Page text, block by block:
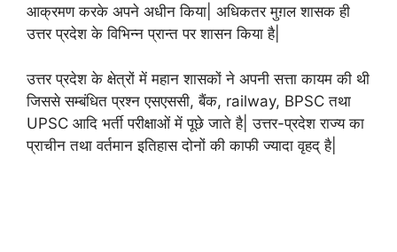
आक्रमण करके अपने अधीन किया| अधिकतर मुग़ल शासक ही
उत्तर प्रदेश के विभिन्न प्रान्त पर शासन किया है|
उत्तर प्रदेश के क्षेत्रों में महान शासकों ने अपनी सत्ता कायम की थी
जिससे सम्बंधित प्रश्न एसएससी, बैंक, railway, BPSC तथा
UPSC आदि भर्ती परीक्षाओं में पूछे जाते है| उत्तर-प्रदेश राज्य का
प्राचीन तथा वर्तमान इतिहास दोनों की काफी ज्यादा वृहद् है|